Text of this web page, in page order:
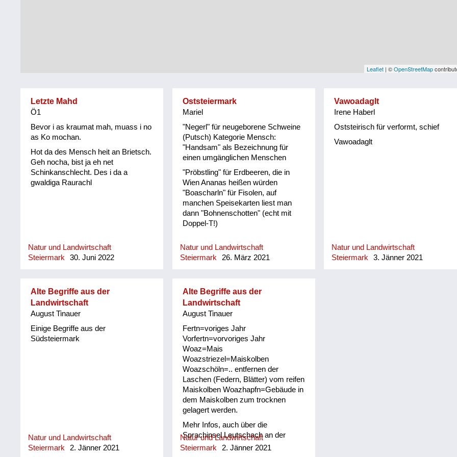
Leaflet | ©OpenStreetMap
Letzte Mahd
Ö1
Bevor i as kraumat mah, muass i no
as Ko mochan.
Hot da des Mensch heit an Brietsch.
Geh nocha, bist ja eh net
Schinkanschlecht. Des i da a
gwaldiga Raurachl
Natur und Landwirtschaft
Steiermark
30. Juni 2022
Oststeiermark
Mariel
"Negerl" für neugeborene Schweine
(Putsch) Kategorie Mensch:
"Handsam" als Bezeichnung für
einen umgänglichen Menschen
"Pröbstling" für Erdbeeren, die in
Wien Ananas heißen würden
"Boascharln" für Fisolen, auf
manchen Speisekarten liest man
dann "Bohnenschotten" (echt mit
Doppel-T!)
Natur und Landwirtschaft
Steiermark
26. März 2021
Vawoadaglt
Irene Haberl
Oststeirisch für verformt, schief
Vawoadaglt
Natur und Landwirtschaft
Steiermark
3. Jänner 2021
Alte Begriffe aus der
Landwirtschaft
August Tinauer
Einige Begriffe aus der
Südsteiermark
Natur und Landwirtschaft
Steiermark
2. Jänner 2021
Alte Begriffe aus der
Landwirtschaft
August Tinauer
Fertn=voriges Jahr
Vorfertn=vorvoriges Jahr
Woaz=Mais
Woazstriezel=Maiskolben
Woazschöln=.. entfernen der
Laschen (Federn, Blätter) vom reifen
Maiskolben Woazhapfn=Gebäude in
dem Maiskolben zum trocknen
gelagert werden.
Mehr Infos, auch über die
Sprachinsel Leutschach an der
Weinstraße bei Karl Oswald
Natur und Landwirtschaft
Steiermark
2. Jänner 2021